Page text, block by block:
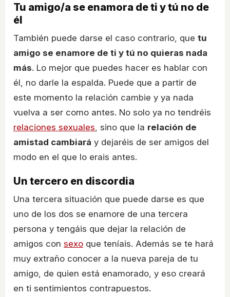
Tu amigo/a se enamora de ti y tú no de
él
También puede darse el caso contrario, que tu
amigo se enamore de ti y tú no quieras nada
más. Lo mejor que puedes hacer es hablar con
él, no darle la espalda. Puede que a partir de
este momento la relación cambie y ya nada
vuelva a ser como antes. No solo ya no tendréis
relaciones sexuales , sino que la relación de
amistad cambiará y dejaréis de ser amigos del
modo en el que lo erais antes.
Un tercero en discordia
Una tercera situación que puede darse es que
uno de los dos se enamore de una tercera
persona y tengáis que dejar la relación de
amigos con sexo que teníais. Además se te hará
muy extraño conocer a la nueva pareja de tu
amigo, de quien está enamorado, y eso creará
en ti sentimientos contrapuestos.